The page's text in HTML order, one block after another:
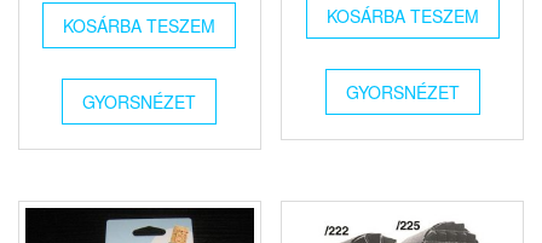
KOSÁRBA TESZEM
GYORSNÉZET
KOSÁRBA TESZEM
GYORSNÉZET